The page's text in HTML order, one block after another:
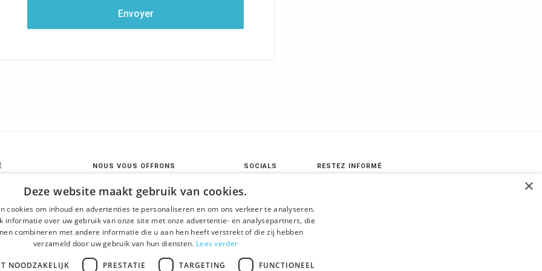
Envoyer
et
NOUS VOUS OFFRONS
Visites guidées
Visite guidée du centre
historique
Activités
SOCIALS
Instagram
LinkedIn
RESTEZ INFORMÉ
×
Deze website maakt gebruik van cookies.
cookies om inhoud en advertenties te personaliseren en om ons verkeer te analyseren.
informatie over uw gebruik van onze site met onze advertentie- en analysepartners, die
combineren met andere informatie die u aan hen heeft verstrekt of die zij hebben
verzameld door uw gebruik van hun diensten. Lees verder
NOODZAKELIJK PRESTATIE TARGETING FUNCTIONEEL